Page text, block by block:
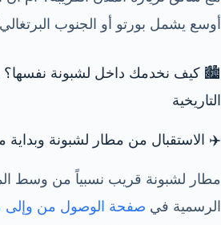
أوسع يشمل بورتو أو الجنوب
🏙️ كيف نخدمك داخل لشبونة نفسها؟
التاريخية
✈️ الاستقبال من مطار لشبونة وبداية
مطار لشبونة قريب نسبياً من وسط
الرسمية في صفحة الوصول من وإلى